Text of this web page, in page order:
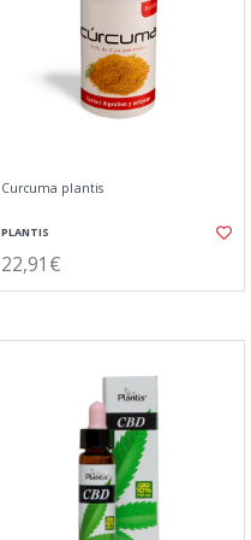
Curcuma plantis
PLANTIS
22,91€